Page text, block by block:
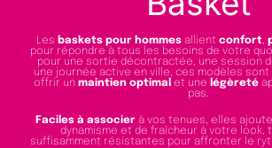
Les baskets pour hommesallient confort,
pour répondre à tous les besoins de votre
pour une sortie décontractée, une session
une journée active en ville, ces modèles sont
offrir un maintien optimal et une légèreté
pas.
Faciles à associer à vos tenues, elles
dynamisme et de fraîcheur à votre look,
suffisamment résistantes pour affronter le